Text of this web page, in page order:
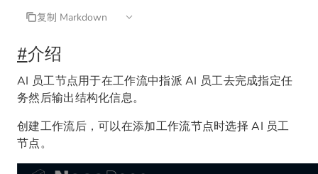
复制 Markdown
#介绍
AI 员工节点用于在工作流中指派 AI 员工去完成指定任
务然后输出结构化信息。
创建工作流后，可以在添加工作流节点时选择 AI 员工
节点。